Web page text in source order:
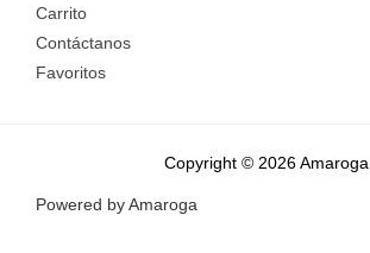
Carrito
Contáctanos
Favoritos
Copyright © 2026 Amaroga
Powered by Amaroga